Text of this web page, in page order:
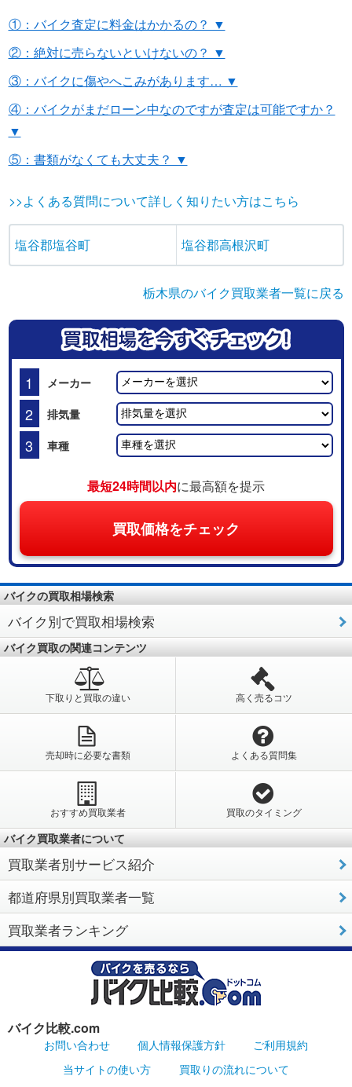
①：バイク査定に料金はかかるの？ ▼
②：絶対に売らないといけないの？ ▼
③：バイクに傷やへこみがあります… ▼
④：バイクがまだローン中なのですが査定は可能ですか？
▼
⑤：書類がなくても大丈夫？ ▼
>>よくある質問について詳しく知りたい方はこちら
塩谷郡塩谷町 塩谷郡高根沢町
栃木県のバイク買取業者一覧に戻る
1 メーカー
2 排気量
3 車種
最短24時間以内に最高額を提示
買取価格をチェック
バイクの買取相場検索
バイク別で買取相場検索
バイク買取の関連コンテンツ
下取りと買取の違い 高く売るコツ
売却時に必要な書類 よくある質問集
おすすめ買取業者 買取のタイミング
バイク買取業者について
買取業者別サービス紹介
都道府県別買取業者一覧
買取業者ランキング
バイク比較.com
お問い合わせ 個人情報保護方針
ご利用規約
当サイトの使い方
買取りの流れについて